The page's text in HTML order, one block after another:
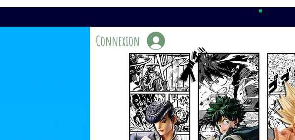
Connexion